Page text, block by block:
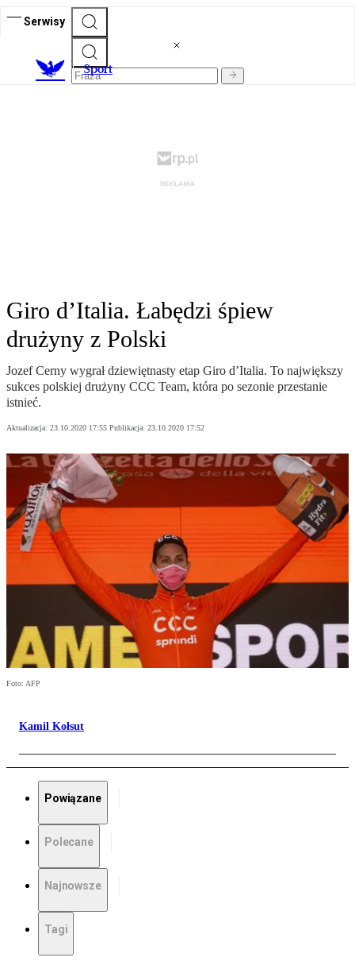
Serwisy
Sport
Giro d’Italia. Łabędzi śpiew
drużyny z Polski
Jozef Cerny wygrał dziewiętnasty etap Giro d’Italia. To największy
sukces polskiej drużyny CCC Team, która po sezonie przestanie
istnieć.
Aktualizacja: 23.10.2020 17:55 Publikacja: 23.10.2020 17:52
Foto: AFP
Kamil Kołsut
Powiązane
Polecane
Najnowsze
Tagi